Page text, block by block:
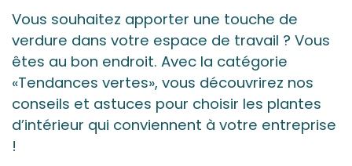
Vous souhaitez apporter une touche de
verdure dans votre espace de travail ? Vous
êtes au bon endroit. Avec la catégorie
«Tendances vertes», vous découvrirez nos
conseils et astuces pour choisir les plantes
d’intérieur qui conviennent à votre entreprise
!